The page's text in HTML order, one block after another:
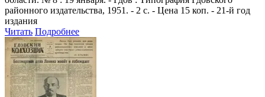
районного издательства, 1951. - 2 с. - Цена 15 коп. - 21-й год
издания
Читать Подробнее